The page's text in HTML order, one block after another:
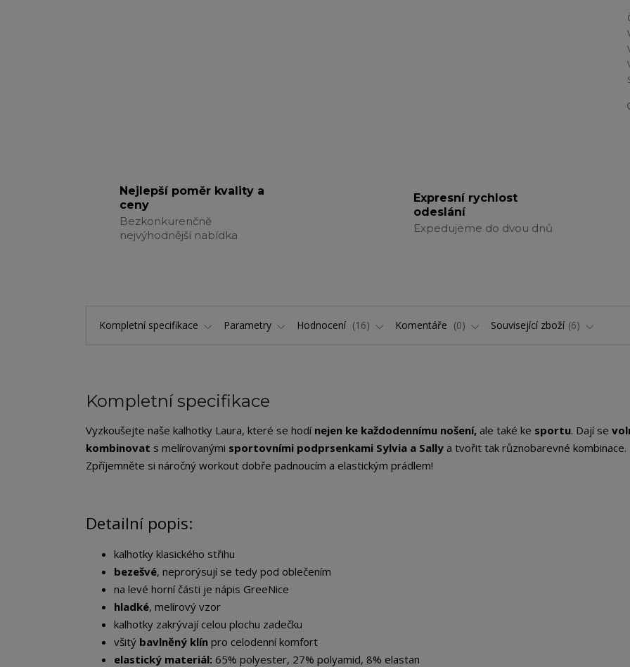
Nejlepší poměr kvality a
ceny
Bezkonkurenčně
nejvýhodnější nabídka
Expresní rychlost
odeslání
Expedujeme do dvou dnů
Kompletní specifikace Parametry Hodnocení 16 Komentáře 0 Související zboží 6
Kompletní specifikace
Vyzkoušejte naše kalhotky Laura, které se hodí nejen ke každodennímu nošení, ale také ke sportu. Dají se
kombinovat s melírovanými sportovními podprsenkami Sylvia a Sally a tvořit tak různobarevné kombinace.
Zpříjemněte si náročný workout dobře padnoucím a elastickým prádlem!
Detailní popis:
kalhotky klasického střihu
bezešvé, neprorýsují se tedy pod oblečením
na levé horní části je nápis GreeNice
hladké, melírový vzor
kalhotky zakrývají celou plochu zadečku
všitý bavlněný klín pro celodenní komfort
elastický materiál: 65% polyester, 27% polyamid, 8% elastan